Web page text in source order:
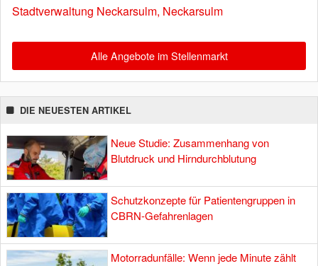
Stadtverwaltung Neckarsulm, Neckarsulm
Alle Angebote im Stellenmarkt
DIE NEUESTEN ARTIKEL
Neue Studie: Zusammenhang von
Blutdruck und Hirndurchblutung
Schutzkonzepte für Patientengruppen in
CBRN-Gefahrenlagen
Motorradunfälle: Wenn jede Minute zählt